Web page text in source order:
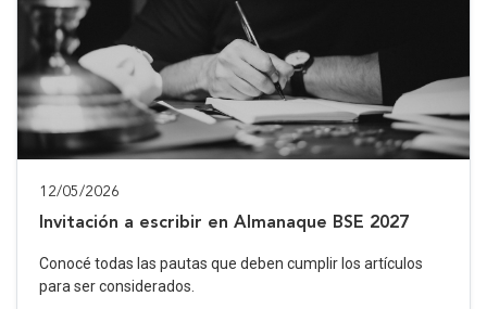
12/05/2026
Invitación a escribir en Almanaque BSE 2027
Conocé todas las pautas que deben cumplir los artículos
para ser considerados.